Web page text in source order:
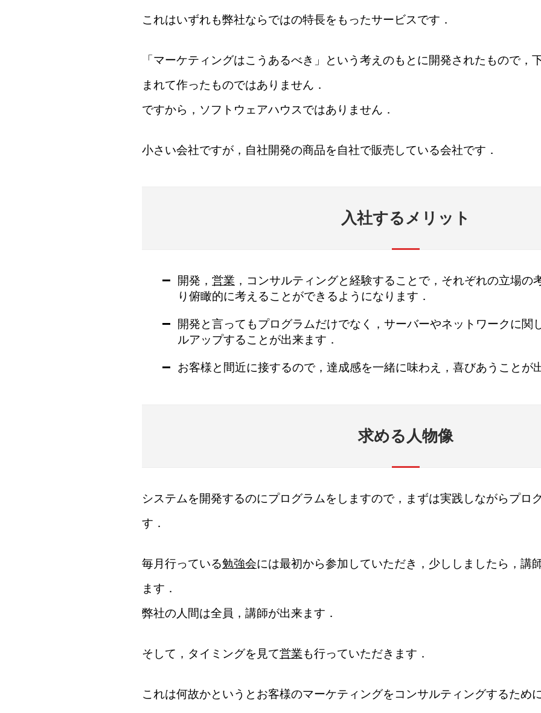
これはいずれも弊社ならではの特長をもったサービスです．
「マーケティングはこうあるべき」という考えのもとに開発されたもので，
まれて作ったものではありません．
ですから，ソフトウェアハウスではありません．
小さい会社ですが，自社開発の商品を自社で販売している会社です．
入社するメリット
開発， 営業 ，コンサルティングと経験することで，それぞれの立場の
り俯瞰的に考えることができるようになります．
開発と言ってもプログラムだけでなく，サーバーやネットワークに関
ルアップすることが出来ます．
お客様と間近に接するので，達成感を一緒に味わえ，喜びあうことが
求める人物像
システムを開発するのにプログラムをしますので，まずは実践しながらプロ
す．
毎月行っている勉強会には最初から参加していただき，少ししましたら，講
ます．
弊社の人間は全員，講師が出来ます．
そして，タイミングを見て営業も行っていただきます．
これは何故かというとお客様のマーケティングをコンサルティングするため